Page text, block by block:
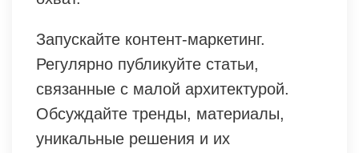
Запускайте контент-маркетинг.
Регулярно публикуйте статьи,
связанные с малой архитектурой.
Обсуждайте тренды, материалы,
уникальные решения и их